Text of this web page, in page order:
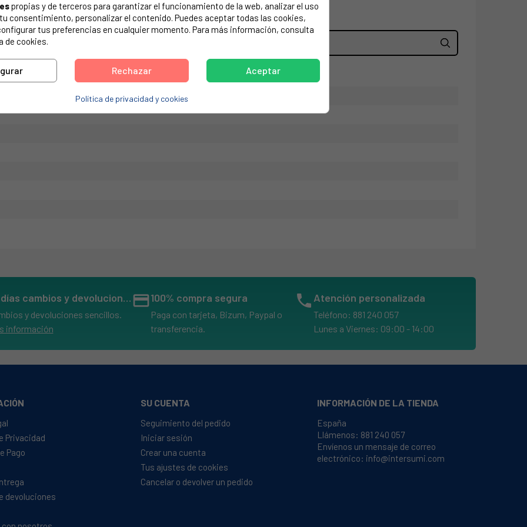
tu electrodoméstico. Suele estar formado por números y letras.
14 días cambios y devoluciones
y devoluciones sencillos.
información
credit_card100% compra segura
Paga con tarjeta, Bizum, Paypal o
transferencia.
phone Atención personalizada
Teléfono: 881 240 057
Lunes a Viernes: 09:00 - 14:00
Privacidad
Pago
devoluciones
SU CUENTA
Seguimiento del pedido
Iniciar sesión
Crear una cuenta
Tus ajustes de cookies
Cancelar o devolver un pedido
INFORMACIÓN DE LA TIENDA
España
Llámenos: 881 240 057
Envíenos un mensaje de correo
electrónico: info@intersumi.com
propias y de terceros para garantizar el funcionamiento de la web, analizar el uso
consentimiento, personalizar el contenido. Puedes aceptar todas las cookies,
tus preferencias en cualquier momento. Para más información, consulta
de cookies.
Rechazar Aceptar
Política de privacidad y cookies